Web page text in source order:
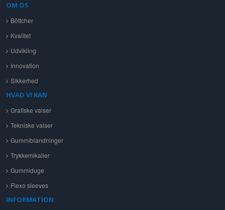
OM OS
Böttcher
Kvalitet
Udvikling
Innovation
Sikkerhed
HVAD VI KAN
Grafiske valser
Tekniske valser
Gummiblandninger
Trykkemikalier
Gummiduge
Flexo sleeves
INFORMATION